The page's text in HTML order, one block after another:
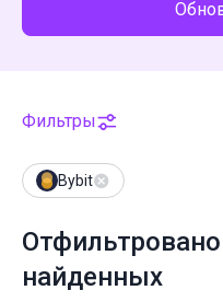
Фильтры
Bybit
Отфильтровано
найденных